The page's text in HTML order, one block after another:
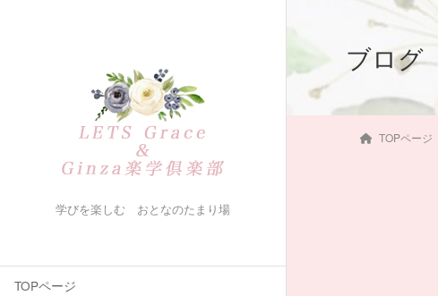
学びを楽しむ おとなのたまり場
TOPページ
ブログ
TOPページ